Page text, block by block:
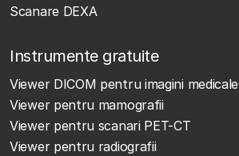
Scanare DEXA
Instrumente gratuite
Viewer DICOM pentru imagini medicale
Viewer pentru mamografii
Viewer pentru scanari PET-CT
Viewer pentru radiografii